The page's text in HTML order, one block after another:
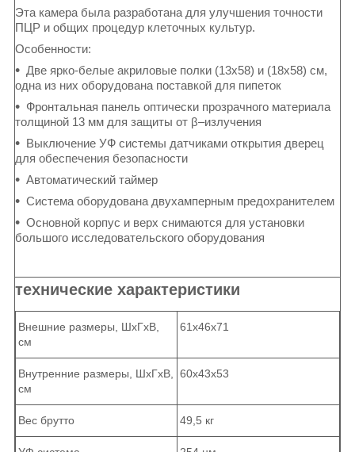
Эта камера была разработана для улучшения точности
ПЦР и общих процедур клеточных культур.
Особенности:
Две ярко-белые акриловые полки (13x58) и (18x58) см,
одна из них оборудована поставкой для пипеток
Фронтальная панель оптически прозрачного материала
толщиной 13 мм для защиты от β–излучения
Выключение УФ системы датчиками открытия дверец
для обеспечения безопасности
Автоматический таймер
Система оборудована двухамперным предохранителем
Основной корпус и верх снимаются для установки
большого исследовательского оборудования
технические характеристики
Внешние размеры, ШхГхВ,
см
61х46х71
Внутренние размеры, ШхГхВ,
см
60х43х53
Вес брутто 49,5 кг